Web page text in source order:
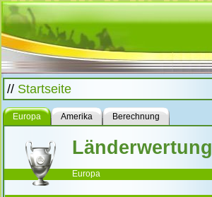
// Startseite
Europa Amerika Berechnung
Länderwertung
Europa